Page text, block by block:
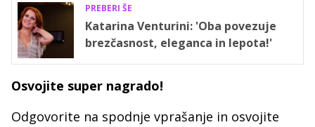
PREBERI ŠE
Katarina Venturini: 'Oba povezuje
brezčasnost, eleganca in lepota!'
Osvojite super nagrado!
Odgovorite na spodnje vprašanje in osvojite